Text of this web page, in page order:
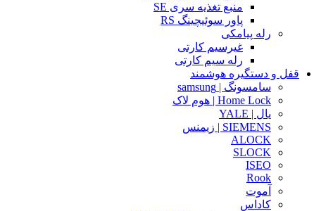
منبع تغذیه سری SE
پاور سوئیچینگ RS
رله پیامکی
غیرسیم کارتی
رله سیم کارتی
قفل و دستگیره هوشمند
سامسونگ | samsung
Home Lock | هوم لاک
یال | YALE
SIEMENS | زیمنس
ALOCK
SLOCK
ISEO
Rook
آموت
کاداس